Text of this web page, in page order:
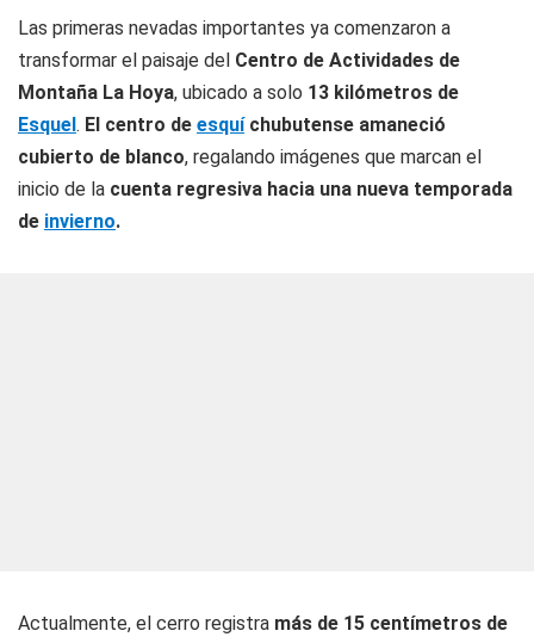
Las primeras nevadas importantes ya comenzaron a
transformar el paisaje del Centro de Actividades de
Montaña La Hoya, ubicado a solo 13 kilómetros de
Esquel. El centro de esquíchubutense amaneció
cubierto de blanco, regalando imágenes que marcan el
inicio de la cuenta regresiva hacia una nueva temporada
de invierno.
Actualmente, el cerro registra más de 15 centímetros de